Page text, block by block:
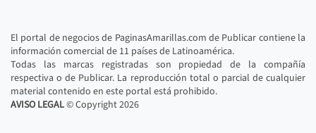
El portal de negocios de PaginasAmarillas.com de Publicar contiene la
información comercial de 11 países de Latinoamérica.
Todas las marcas registradas son propiedad de la compañía
respectiva o de Publicar. La reproducción total o parcial de cualquier
material contenido en este portal está prohibido.
AVISO LEGAL© Copyright2026